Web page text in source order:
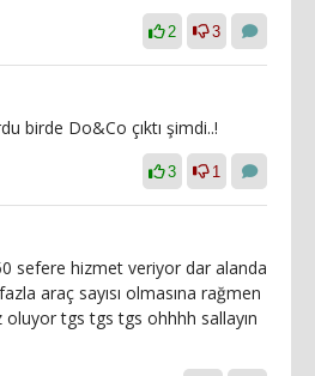
2 3
birde Do&Co çıktı şimdi..!
3 1
sefere hizmet veriyor dar alanda
araç sayısı olmasına rağmen
oluyor tgs tgs tgs ohhhh sallayın